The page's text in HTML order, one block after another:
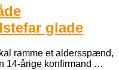
glade
ramme et aldersspænd,
14-årige konfirmand …